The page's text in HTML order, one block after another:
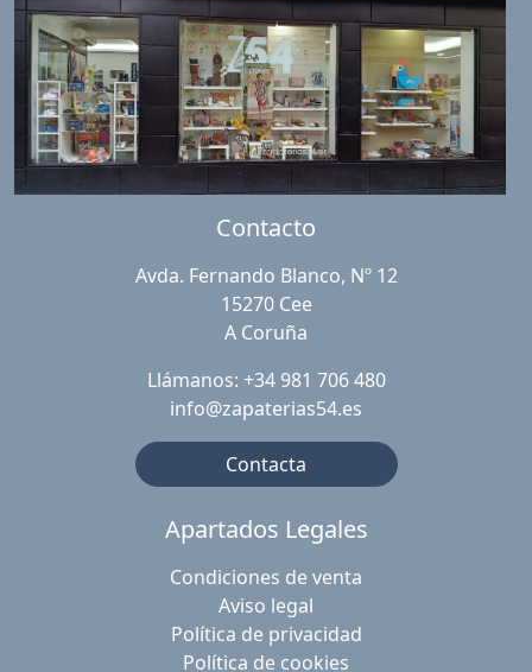
Contacto
Avda. Fernando Blanco, Nº 12
15270 Cee
A Coruña
Llámanos: +34 981 706 480
info@zapaterias54.es
Contacta
Apartados Legales
Condiciones de venta
Aviso legal
Política de privacidad
Política de cookies